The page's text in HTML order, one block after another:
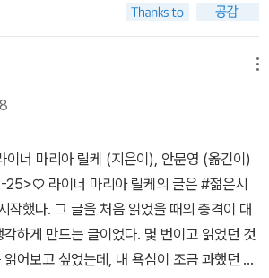
다. 이 소네트에서는 음악의 신성함과 창조적
, 오르페우스라는 신화를 통해 예술의 영원
한다. 소네트 속에서 릴케는 순간의 아름다
영속적 울림을 노래하며, 예술이란 죽음마저
임을 강조한다. 이러한 시편은 독자들에게 예
예술의 상호작용에 대한 깊은 성찰을 불러
노의 비가』 부록에 수록된 세 작품 또한 릴케
담긴 글들로, 그의 세계관을 더욱 풍부하게
느슨한 연결로 시작된 여정은 결국 그의 대
어졌다. 「두이노의 비가」는 인간 존재의 고뇌
르페우스에게 바치는 소네트」는 예술의 본질
우스와 에우리디케의 슬픈 그리스 신화의 이
는 두이노의 비가 와는 또 다른 느낌으로 다
첩되는 느낌이 든다면 그것은 삶과 죽음. 그
그 속에서 보이는 것과 보이지 않는 것에 대
대한 고민이지 않을까 싶다.어렵다. 헌데 쉬
독일어 사전을 늘 옆에 끼고 시와 글을 적었
문장 한 줄 한 줄 허투루 쓰인 것이 없을 테
기 위해 꾹꾹 눌러 적었을까~싶다. 이 글을
지 10년에 걸쳐 완성된 연작 시집입니다.
는 존재이지만, 이를 예술과 사랑으로 승화
는 이 작품을 쓰는 동안 두
습니다. 후작부인의 초청으로 머물던 그곳에
소리’가 「제1비가」의 첫 문장을 이끌어냈다
유럽을 떠돌며 여러 도시에서 작품을 완성했
다. 릴케는 1912년 1월경 이곳에서 첫 비가
비가들의 일부도 여기서 탄생했습니다. 흥
대전 이후 이 성이 완전히 파괴되었음에도 릴
너 마리아 릴케 (지은이), 안문영 (옮긴이)
작했다. 그 글을 처음 읽었을 때의 충격이 대
하게 만드는 글이었다. 몇 번이고 읽었던 것
어보고 싶었는데, 내 욕심이 조금 과했던 모